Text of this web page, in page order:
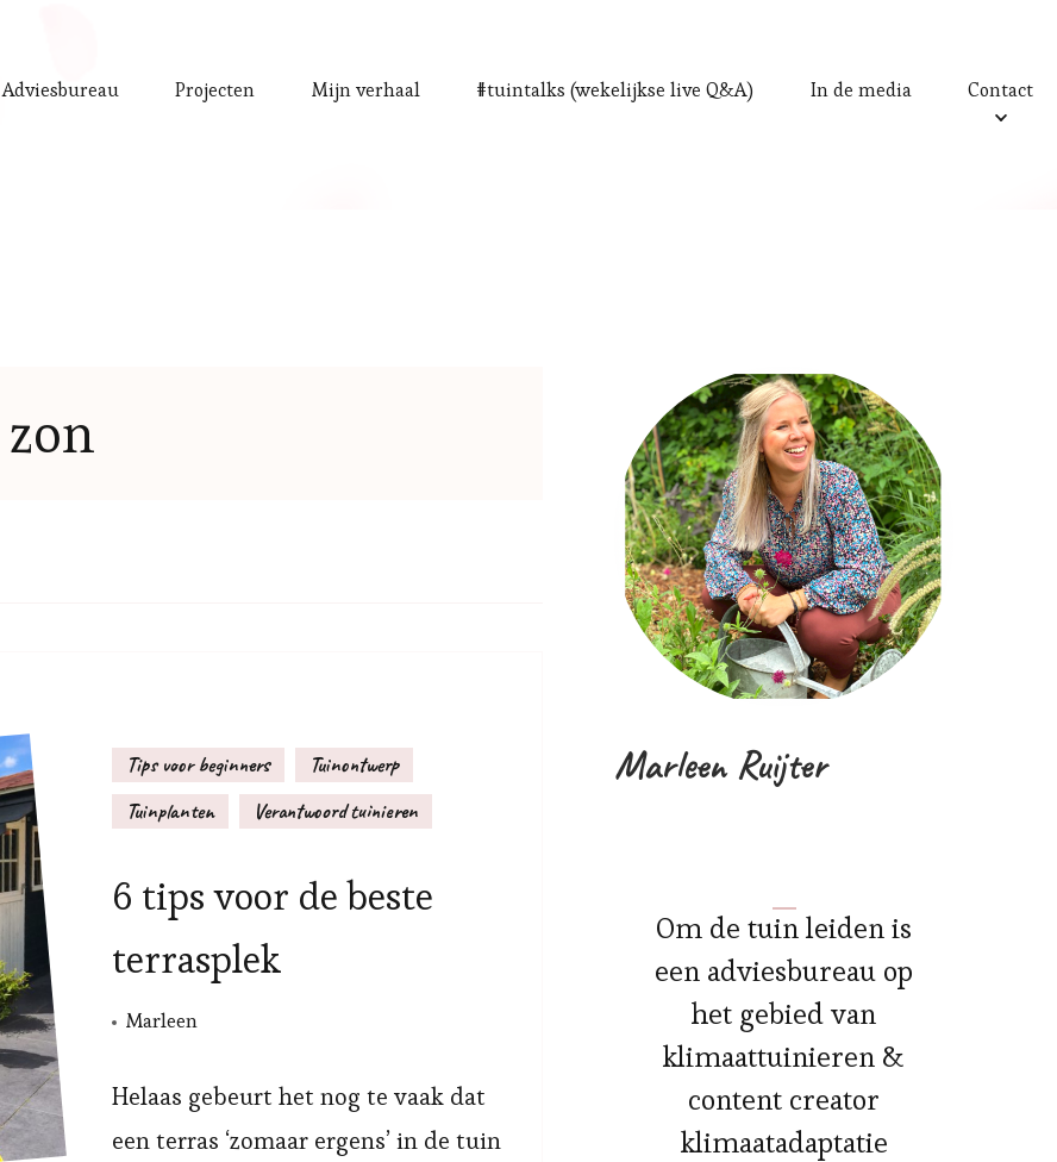
Adviesbureau Projecten Mijn verhaal #tuintalks (wekelijkse live Q&A) In de media Contact
zon
Tips voor beginners
Tuinontwerp
Tuinplanten
Verantwoord tuinieren
6 tips voor de beste
terrasplek
Marleen
Helaas gebeurt het nog te vaak dat
een terras ‘zomaar ergens’ in de tuin
Marleen Ruijter
Om de tuin leiden is
een adviesbureau op
het gebied van
klimaattuinieren &
content creator
klimaatadaptatie